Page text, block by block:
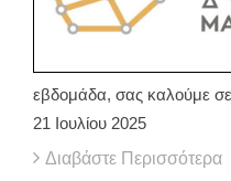
εβδομάδα, σας καλούμε
21 Ιουλίου 2025
Διαβάστε Περισσότερα